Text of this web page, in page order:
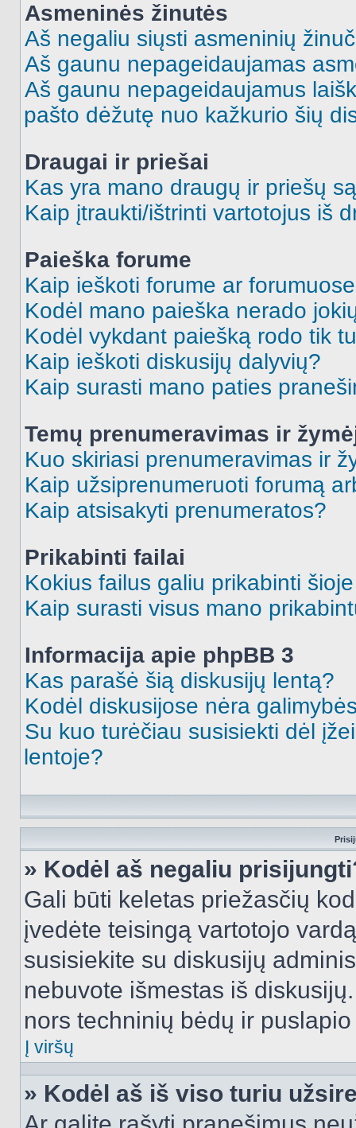
Asmeninės žinutės
Aš negaliu siųsti asmeninių
Aš gaunu nepageidaujamas
Aš gaunu nepageidaujamus
pašto dėžutę nuo kažkurio šių
Draugai ir priešai
Kas yra mano draugų ir priešų
Kaip įtraukti/ištrinti vartotojus iš
Paieška forume
Kaip ieškoti forume ar
Kodėl mano paieška nerado
Kodėl vykdant paiešką rodo tik
Kaip ieškoti diskusijų dalyvių?
Kaip surasti mano paties
Temų prenumeravimas ir
Kuo skiriasi prenumeravimas ir
Kaip užsiprenumeruoti forumą
Kaip atsisakyti prenumeratos?
Prikabinti failai
Kokius failus galiu prikabinti
Kaip surasti visus mano
Informacija apie phpBB 3
Kas parašė šią diskusijų lentą?
Kodėl diskusijose nėra
Su kuo turėčiau susisiekti dėl
lentoje?
» Kodėl aš negaliu
Gali būti keletas priežasčių
įvedėte teisingą vartotojo
susisiekite su diskusijų
nebuvote išmestas iš
nors techninių bėdų ir
Į viršų
» Kodėl aš iš viso turiu